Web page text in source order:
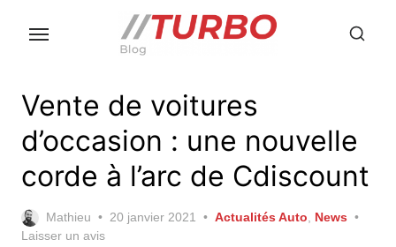
Vente de voitures
d’occasion : une nouvelle
corde à l’arc de Cdiscount
Mathieu
Posted
20 janvier 2021 Actualités Auto
News
Laisser un avis